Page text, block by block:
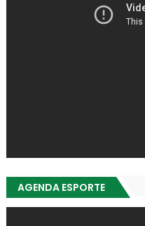
AGENDA ESPORTE